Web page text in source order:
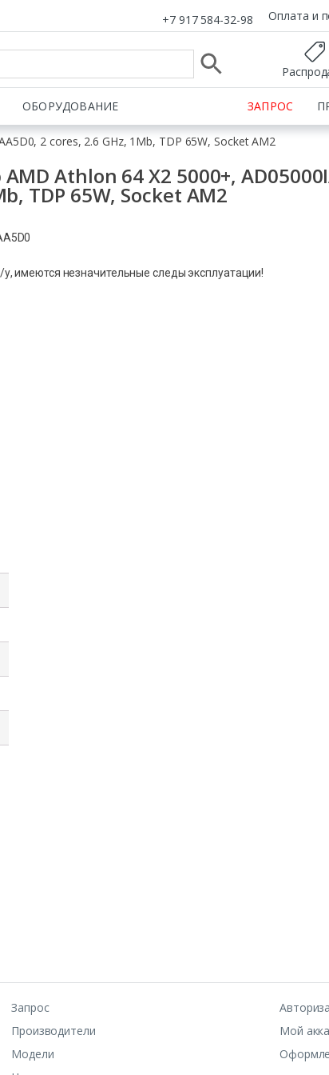
+7 917 584-32-98 Оплата и
ОБОРУДОВАНИЕ ЗАПРОС
2 cores, 2.6 GHz, 1Mb, TDP 65W, Socket AM2
Athlon 64 X2 5000+,
TDP 65W, Socket AM2
имеются незначительные следы эксплуатации!
Запрос
Производители
Модели
Мой